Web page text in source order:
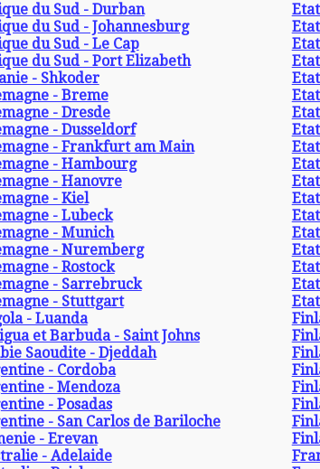
du Sud - Durban
du Sud - Johannesburg
du Sud - Le Cap
du Sud - Port Elizabeth
- Shkoder
- Breme
- Dresde
- Dusseldorf
- Frankfurt am Main
- Hambourg
- Hanovre
- Kiel
- Lubeck
- Munich
- Nuremberg
- Rostock
- Sarrebruck
- Stuttgart
- Luanda
et Barbuda - Saint Johns
Saoudite - Djeddah
- Cordoba
- Mendoza
- Posadas
- San Carlos de Bariloche
- Erevan
- Adelaide